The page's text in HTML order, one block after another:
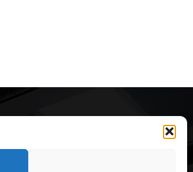
Secretele construirii